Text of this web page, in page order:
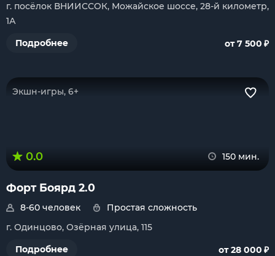
г. посёлок ВНИИССОК, Можайское шоссе, 28-й километр,
1А
Подробнее
от 7 500 ₽
Экшн-игры, 6+
0.0 150 мин.
Форт Боярд 2.0
8-60 человек
Простая сложность
г. Одинцово, Озёрная улица, 115
Подробнее
от 28 000 ₽